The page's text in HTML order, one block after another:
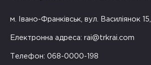
м. Івано-Франківськ, вул. Василіянок
Електронна адреса: rai@trkrai.com
Телефон: 068-0000-198